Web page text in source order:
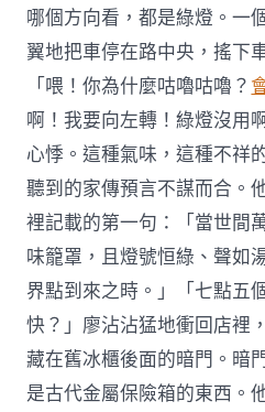
哪個方向看，都是綠燈。一
翼地把車停在路中央，搖下
「喂！你為什麼咕嚕咕嚕？
啊！我要向左轉！綠燈沒用
心悸。這種氣味，這種不祥
聽到的家傳預言不謀而合。
裡記載的第一句：「當世間
味籠罩，且燈號恒綠、聲如
界點到來之時。」「七點五
快？」廖沾沾猛地衝回店裡
藏在舊冰櫃後面的暗門。暗
是古代金屬保險箱的東西。